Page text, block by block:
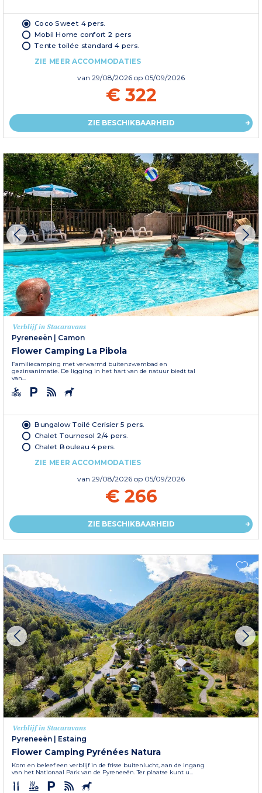
Coco Sweet 4 pers.
Mobil Home confort 2 pers
Tente toilée standard 4 pers.
ZIE MEER ACCOMMODATIES
van 29/08/2026 op 05/09/2026
€ 322
ZIE BESCHIKBAARHEID
Verblijf in Stacaravans
Pyreneeën
Camon
Flower Camping La Pibola
Familiecamping met verwarmd buitenzwembad en
gezinsanimatie. De ligging in het hart van de natuur biedt tal
van...
Bungalow Toilé Cerisier 5 pers.
Chalet Tournesol 2/4 pers.
Chalet Bouleau 4 pers.
ZIE MEER ACCOMMODATIES
van 29/08/2026 op 05/09/2026
€ 266
ZIE BESCHIKBAARHEID
Verblijf in Stacaravans
Pyreneeën
Estaing
Flower Camping Pyrénées Natura
Kom en beleef een verblijf in de frisse buitenlucht, aan de ingang
van het Nationaal Park van de Pyreneeën. Ter plaatse kunt u...